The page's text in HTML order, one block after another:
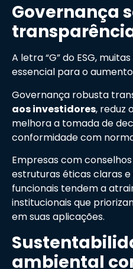
Governança
A letra “G” do ESG,
essencial para o
Governança robusta
aos investidores, reduz
melhora a tomada de
conformidade com
Empresas com
estruturas éticas claras
funcionais tendem a
institucionais que
em suas aplicações.
ambiental